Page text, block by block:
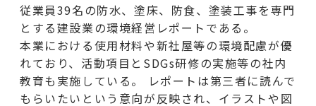
従業員39名の防水、塗床、防食、塗装工事を専門
とする建設業の環境経営レポートである。
本業における使用材料や新社屋等の環境配慮が優
れており、活動項目とSDGs研修の実施等の社内
教育も実施している。 レポートは第三者に読んで
もらいたいという意向が反映され、イラストや図